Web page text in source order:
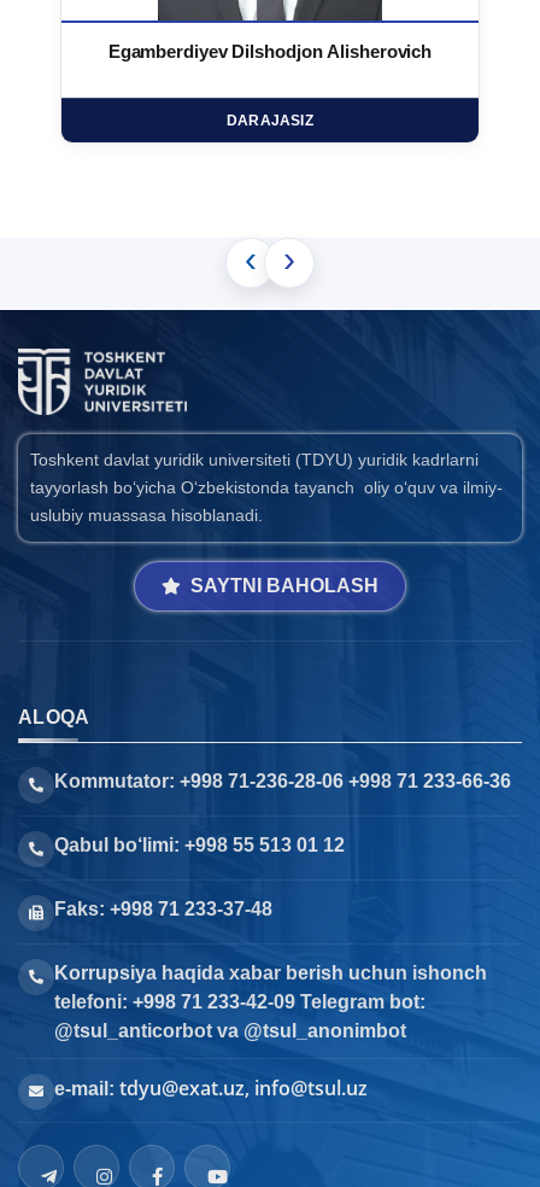
Egamberdiyev Dilshodjon Alisherovich
DARAJASIZ
‹ ›
Toshkent davlat yuridik universiteti (TDYU) yuridik kadrlarni
tayyorlash bo‘yicha O‘zbekistonda tayanch oliy o‘quv va ilmiy-
uslubiy muassasa hisoblanadi.
SAYTNI BAHOLASH
ALOQA
Kommutator: +998 71-236-28-06 +998 71 233-66-36
Qabul bo‘limi: +998 55 513 01 12
Faks: +998 71 233-37-48
Korrupsiya haqida xabar berish uchun ishonch
telefoni: +998 71 233-42-09 Telegram bot:
@tsul_anticorbot va @tsul_anonimbot
e-mail: tdyu@exat.uz, info@tsul.uz